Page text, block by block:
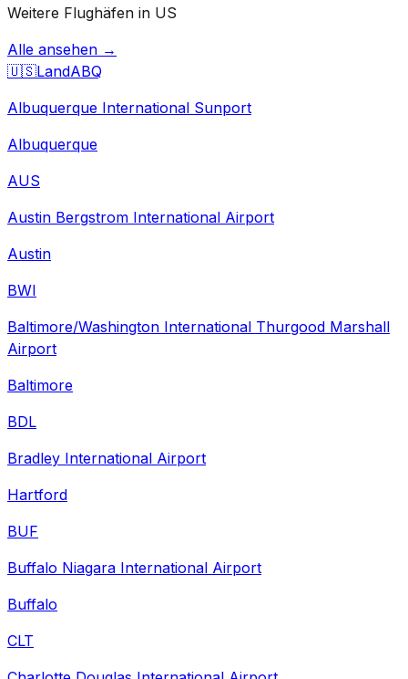
Weitere Flughäfen in US
Alle ansehen →
🇺🇸LandABQ
Albuquerque International Sunport
Albuquerque
AUS
Austin Bergstrom International Airport
Austin
BWI
Baltimore/Washington International Thurgood Marshall
Airport
Baltimore
BDL
Bradley International Airport
Hartford
BUF
Buffalo Niagara International Airport
Buffalo
CLT